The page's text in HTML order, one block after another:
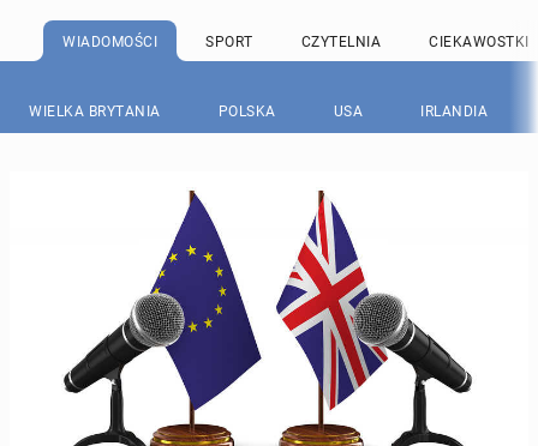
WIADOMOŚCI SPORT CZYTELNIA CIEKAWOSTKI
WIELKA BRYTANIA POLSKA USA IRLANDIA